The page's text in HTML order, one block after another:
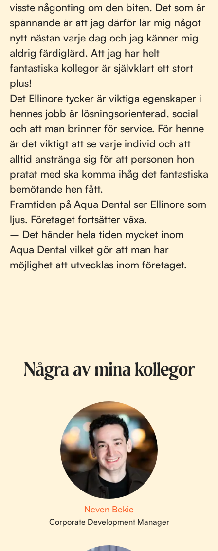
visste någonting om den biten. Det som är
spännande är att jag därför lär mig något
nytt nästan varje dag och jag känner mig
aldrig färdiglärd. Att jag har helt
fantastiska kollegor är självklart ett stort
plus!
Det Ellinore tycker är viktiga egenskaper i
hennes jobb är lösningsorienterad, social
och att man brinner för service. För henne
är det viktigt att se varje individ och att
alltid anstränga sig för att personen hon
pratat med ska komma ihåg det fantastiska
bemötande hen fått.
Framtiden på Aqua Dental ser Ellinore som
ljus. Företaget fortsätter växa.
– Det händer hela tiden mycket inom
Aqua Dental vilket gör att man har
möjlighet att utvecklas inom företaget.
Några av mina kollegor
Neven Bekic
Corporate Development Manager